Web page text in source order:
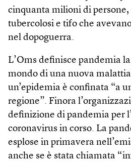
cinquanta milioni di
tubercolosi e tifo che
nel dopoguerra.
L’Oms definisce pandemia
mondo di una nuova
un’epidemia è confinata “a
regione”. Finora
definizione di pandemia per
coronavirus in corso. La
esplose in primavera
anche se è stata chiamata